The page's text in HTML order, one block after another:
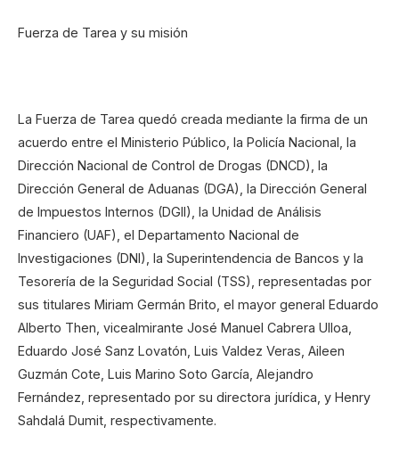
Fuerza de Tarea y su misión
La Fuerza de Tarea quedó creada mediante la firma de un
acuerdo entre el Ministerio Público, la Policía Nacional, la
Dirección Nacional de Control de Drogas (DNCD), la
Dirección General de Aduanas (DGA), la Dirección General
de Impuestos Internos (DGII), la Unidad de Análisis
Financiero (UAF), el Departamento Nacional de
Investigaciones (DNI), la Superintendencia de Bancos y la
Tesorería de la Seguridad Social (TSS), representadas por
sus titulares Miriam Germán Brito, el mayor general Eduardo
Alberto Then, vicealmirante José Manuel Cabrera Ulloa,
Eduardo José Sanz Lovatón, Luis Valdez Veras, Aileen
Guzmán Cote, Luis Marino Soto García, Alejandro
Fernández, representado por su directora jurídica, y Henry
Sahdalá Dumit, respectivamente.